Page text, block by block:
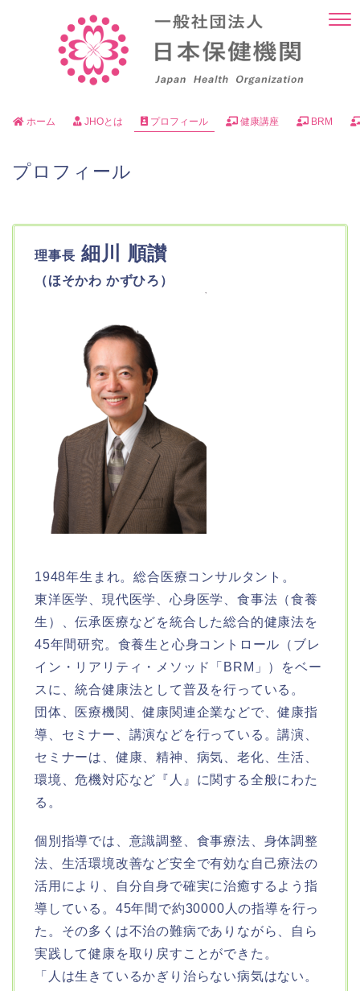
ホーム JHOとは プロフィール 健康講座 BRM
プロフィール
理事長 細川 順讃
（ほそかわ かずひろ）
1948年生まれ。総合医療コンサルタント。
東洋医学、現代医学、心身医学、食事法（食養
生）、伝承医療などを統合した総合的健康法を
45年間研究。食養生と心身コントロール（ブレ
イン・リアリティ・メソッド「BRM」）をベー
スに、統合健康法として普及を行っている。
団体、医療機関、健康関連企業などで、健康指
導、セミナー、講演などを行っている。講演、
セミナーは、健康、精神、病気、老化、生活、
環境、危機対応など『人』に関する全般にわた
る。
個別指導では、意識調整、食事療法、身体調整
法、生活環境改善など安全で有効な自己療法の
活用により、自分自身で確実に治癒するよう指
導している。45年間で約30000人の指導を行っ
た。その多くは不治の難病でありながら、自ら
実践して健康を取り戻すことができた。
「人は生きているかぎり治らない病気はない。